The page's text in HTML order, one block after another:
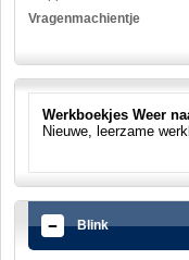
Vragenmachientje
Werkboekjes Weer
Nieuwe, leerzame
Blink